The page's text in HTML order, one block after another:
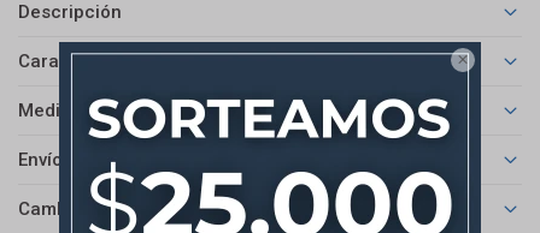

Descripción
Características
Medios de pago
Envíos
Cambios y Devoluciones